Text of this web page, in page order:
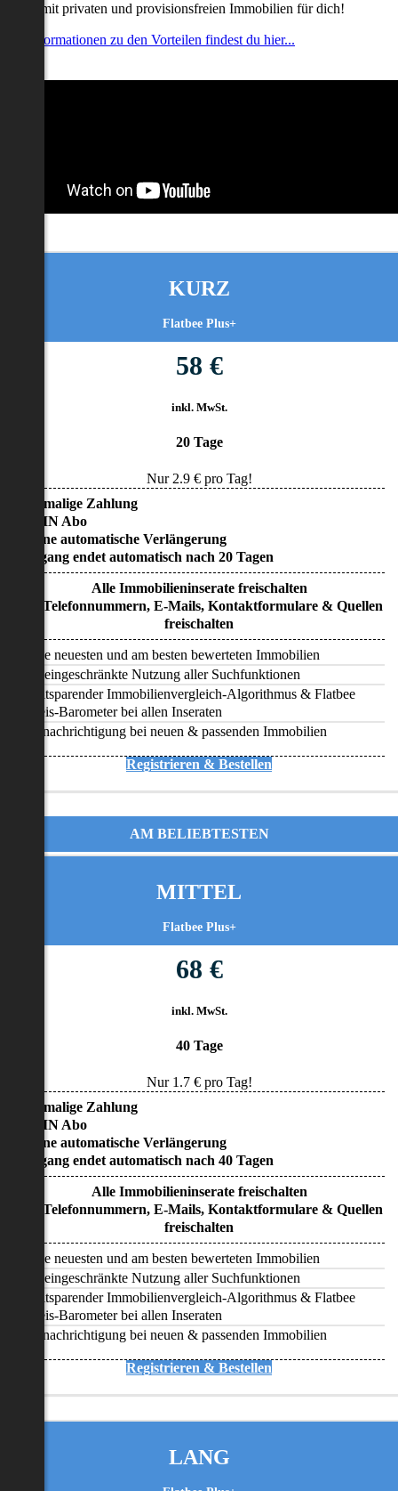
mit privaten und provisionsfreien Immobilien für dich!
Informationen zu den Vorteilen findest du hier...
KURZ
Flatbee Plus+
58 €
inkl. MwSt.
20 Tage
Nur 2.9€ pro Tag!
• Einmalige Zahlung
• KEIN Abo
• Keine automatische Verlängerung
• Zugang endet automatisch nach 20 Tagen
Alle Immobilieninserate freischalten
Alle Telefonnummern, E-Mails, Kontaktformulare & Quellen
freischalten
Alle neuesten und am besten bewerteten Immobilien
Uneingeschränkte Nutzung aller Suchfunktionen
Zeitsparender Immobilienvergleich-Algorithmus & Flatbee
Preis-Barometer bei allen Inseraten
Benachrichtigung bei neuen & passenden Immobilien
Registrieren & Bestellen
AM BELIEBTESTEN
MITTEL
Flatbee Plus+
68 €
inkl. MwSt.
40 Tage
Nur 1.7€ pro Tag!
• Einmalige Zahlung
• KEIN Abo
• Keine automatische Verlängerung
• Zugang endet automatisch nach 40 Tagen
Alle Immobilieninserate freischalten
Alle Telefonnummern, E-Mails, Kontaktformulare & Quellen
freischalten
Alle neuesten und am besten bewerteten Immobilien
Uneingeschränkte Nutzung aller Suchfunktionen
Zeitsparender Immobilienvergleich-Algorithmus & Flatbee
Preis-Barometer bei allen Inseraten
Benachrichtigung bei neuen & passenden Immobilien
Registrieren & Bestellen
LANG